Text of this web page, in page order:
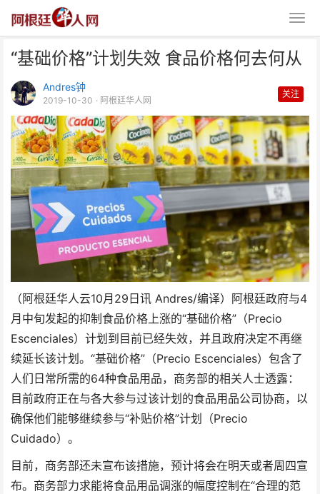
“基础价格”计划失效 食品价格何去何从
Andres钟
2019-10-30 · 阿根廷华人网
关注
（阿根廷华人云10月29日讯 Andres/编译）阿根廷政府与4
月中旬发起的抑制食品价格上涨的“基础价格”（Precio
Escenciales）计划到目前已经失效，并且政府决定不再继
续延长该计划。“基础价格”（Precio Escenciales）包含了
人们日常所需的64种食品用品，商务部的相关人士透露：
目前政府正在与各大参与过该计划的食品用品公司协商，以
确保他们能够继续参与“补贴价格”计划（Precio
Cuidado）。
目前，商务部还未宣布该措施，预计将会在明天或者周四宣
布。商务部力求能将食品用品调涨的幅度控制在“合理的范
“基础价格”计划失效 食品价格何
去何从